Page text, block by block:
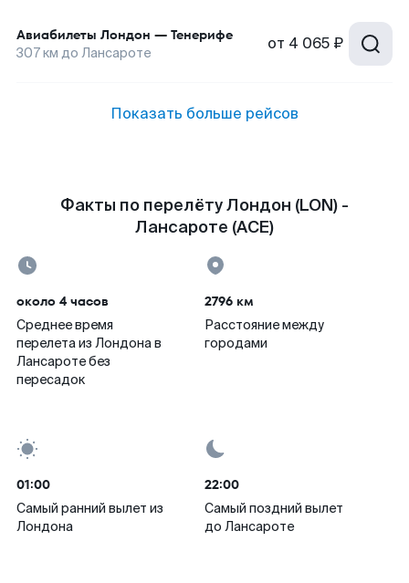
Авиабилеты Лондон — Тенерифе
307км до Лансароте от 4 065 ₽
Показать больше рейсов
Факты по перелёту Лондон (LON) -
Лансароте (ACE)
около 4 часов
Среднее время
перелета из Лондона в
Лансароте без
пересадок
2796 км
Расстояние между
городами
01:00
Самый ранний вылет из
Лондона
22:00
Самый поздний вылет
до Лансароте